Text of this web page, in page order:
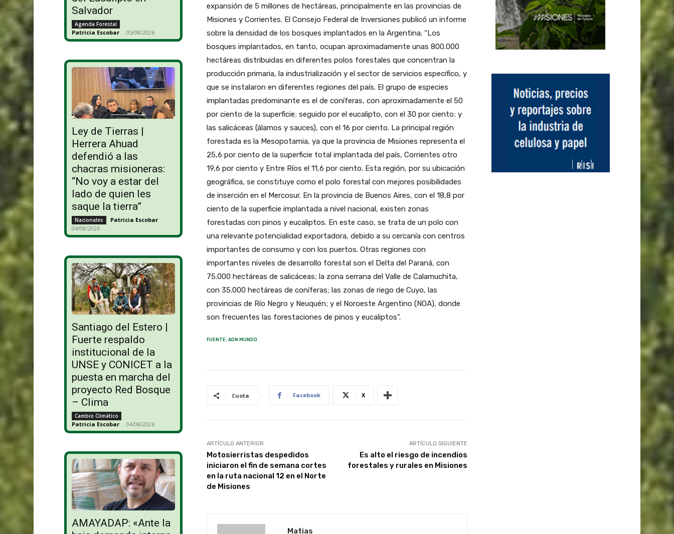
Salvador
Agenda Forestal
Patricia Escobar - 05/08/2026
Ley de Tierras |
Herrera Ahuad
defendió a las
chacras misioneras:
“No voy a estar del
lado de quien les
saque la tierra”
Nacionales Patricia Escobar -
04/08/2026
Santiago del Estero |
Fuerte respaldo
institucional de la
UNSE y CONICET a la
puesta en marcha del
proyecto Red Bosque
– Clima
Cambio Climático
Patricia Escobar - 04/08/2026
AMAYADAP: «Ante la
expansión de 5 millones de hectáreas, principalmente en las provincias de
Misiones y Corrientes. El Consejo Federal de Inversiones publicó un informe
sobre la densidad de los bosques implantados en la Argentina. “Los
bosques implantados, en tanto, ocupan aproximadamente unas 800.000
hectáreas distribuidas en diferentes polos forestales que concentran la
producción primaria, la industrialización y el sector de servicios especifico, y
que se instalaron en diferentes regiones del país. El grupo de especies
implantadas predominante es el de coníferas, con aproximadamente el 50
por ciento de la superficie; seguido por el eucalipto, con el 30 por ciento; y
las salicáceas (álamos y sauces), con el 16 por ciento. La principal región
forestada es la Mesopotamia, ya que la provincia de Misiones representa el
25,6 por ciento de la superficie total implantada del país, Corrientes otro
19,6 por ciento y Entre Ríos el 11,6 por ciento. Esta región, por su ubicación
geográfica, se constituye como el polo forestal con mejores posibilidades
de inserción en el Mercosur. En la provincia de Buenos Aires, con el 18,8 por
ciento de la superficie implantada a nivel nacional, existen zonas
forestadas con pinos y eucaliptos. En este caso, se trata de un polo con
una relevante potencialidad exportadora, debido a su cercanía con centros
importantes de consumo y con los puertos. Otras regiones con
importantes niveles de desarrollo forestal son el Delta del Paraná, con
75.000 hectáreas de salicáceas; la zona serrana del Valle de Calamuchita,
con 35.000 hectáreas de coníferas; las zonas de riego de Cuyo, las
provincias de Río Negro y Neuquén; y el Noroeste Argentino (NOA), donde
son frecuentes las forestaciones de pinos y eucaliptos”.
FUENTE: ADN MUNDO
Cuota Facebook X
ARTÍCULO ANTERIOR
Motosierristas despedidos
iniciaron el fin de semana cortes
en la ruta nacional 12 en el Norte
de Misiones
ARTÍCULO SIGUIENTE
Es alto el riesgo de incendios
forestales y rurales en Misiones
Matias